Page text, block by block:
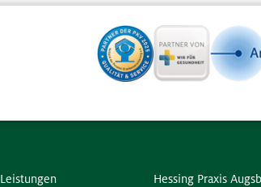
Leistungen Hessing Praxis